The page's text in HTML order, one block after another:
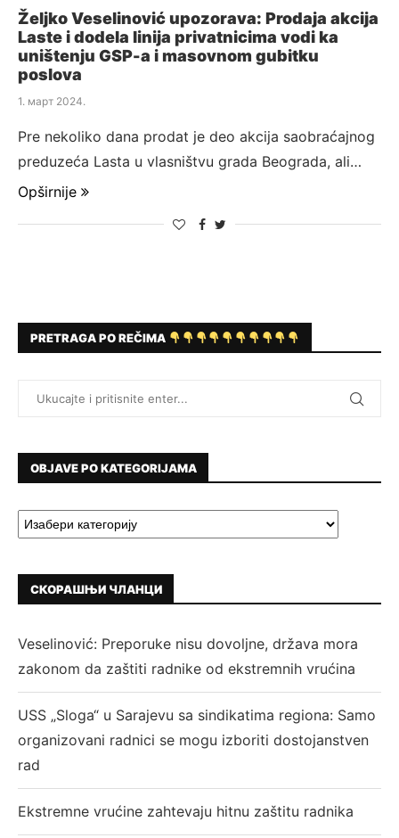
Željko Veselinović upozorava: Prodaja akcija
Laste i dodela linija privatnicima vodi ka
uništenju GSP-a i masovnom gubitku
poslova
1. март 2024.
Pre nekoliko dana prodat je deo akcija saobraćajnog
preduzeća Lasta u vlasništvu grada Beograda, ali…
Opširnije
PRETRAGA PO REČIMA
OBJAVE PO KATEGORIJAMA
СКОРАШЊИ ЧЛАНЦИ
Veselinović: Preporuke nisu dovoljne, država mora
zakonom da zaštiti radnike od ekstremnih vrućina
USS „Sloga“ u Sarajevu sa sindikatima regiona: Samo
organizovani radnici se mogu izboriti dostojanstven
rad
Ekstremne vrućine zahtevaju hitnu zaštitu radnika